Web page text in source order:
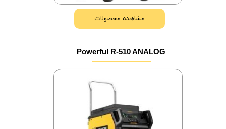
مشاهده محصولات
Powerful R-510 ANALOG